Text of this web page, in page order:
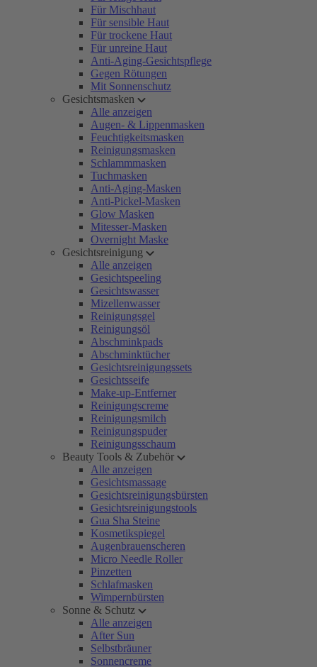
Für Mischhaut
Für sensible Haut
Für trockene Haut
Für unreine Haut
Anti-Aging-Gesichtspflege
Gegen Rötungen
Mit Sonnenschutz
Gesichtsmasken
Alle anzeigen
Augen- & Lippenmasken
Feuchtigkeitsmasken
Reinigungsmasken
Schlammmasken
Tuchmasken
Anti-Aging-Masken
Anti-Pickel-Masken
Glow Masken
Mitesser-Masken
Overnight Maske
Gesichtsreinigung
Alle anzeigen
Gesichtspeeling
Gesichtswasser
Mizellenwasser
Reinigungsgel
Reinigungsöl
Abschminkpads
Abschminktücher
Gesichtsreinigungssets
Gesichtsseife
Make-up-Entferner
Reinigungscreme
Reinigungsmilch
Reinigungspuder
Reinigungsschaum
Beauty Tools & Zubehör
Alle anzeigen
Gesichtsmassage
Gesichtsreinigungsbürsten
Gesichtsreinigungstools
Gua Sha Steine
Kosmetikspiegel
Augenbrauenscheren
Micro Needle Roller
Pinzetten
Schlafmasken
Wimpernbürsten
Sonne & Schutz
Alle anzeigen
After Sun
Selbstbräuner
Sonnencreme